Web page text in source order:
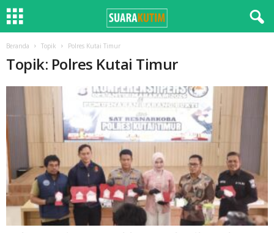
Beranda Topik Polres Kutai Timur
Topik: Polres Kutai Timur